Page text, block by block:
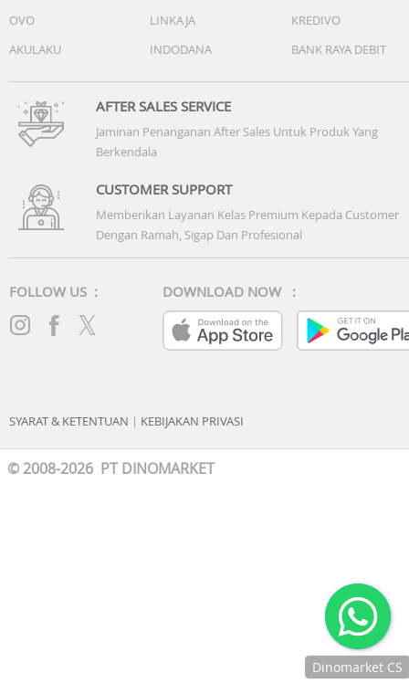
OVO
LINKAJA
KREDIVO
AKULAKU
INDODANA BANK RAYA DEBIT
AFTER SALES SERVICE
Jaminan Penanganan After Sales Untuk Produk Yang
Berkendala
CUSTOMER SUPPORT
Memberikan Layanan Kelas Premium Kepada Customer
Dengan Ramah, Sigap Dan Profesional
FOLLOW US : DOWNLOAD NOW :
SYARAT & KETENTUAN | KEBIJAKAN PRIVASI
© 2008-2026 PT DINOMARKET
Dinomarket CS